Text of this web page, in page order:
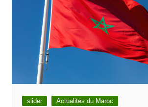
slider Actualités du Maroc